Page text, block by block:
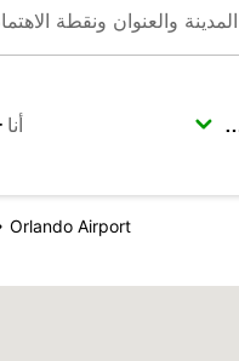
أنا
Orlando Airport